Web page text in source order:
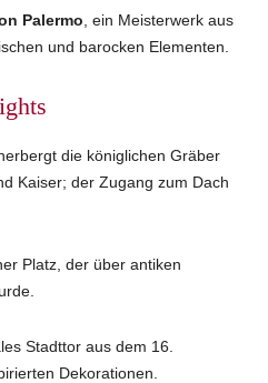
Palermo , ein Meisterwerk aus
und barocken Elementen.
die königlichen Gräber
Kaiser; der Zugang zum Dach
Platz, der über antiken
Stadttor aus dem 16.
Dekorationen.